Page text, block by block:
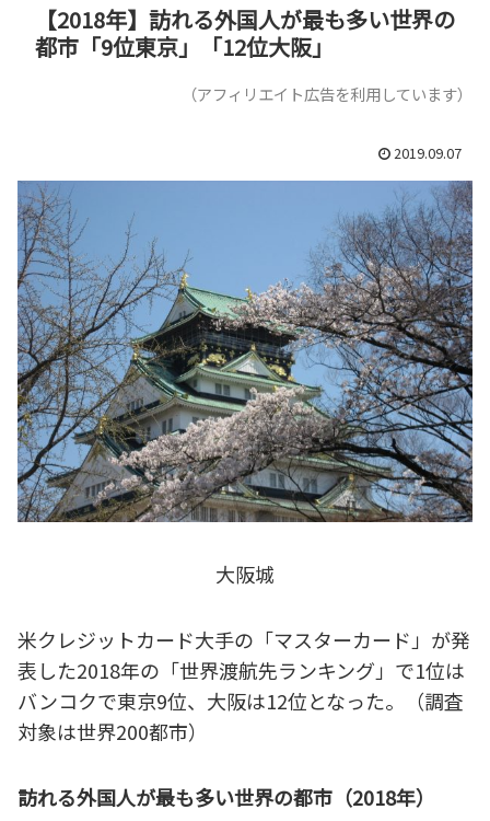
【2018年】訪れる外国人が最も多い世界の
都市「9位東京」「12位大阪」
（アフィリエイト広告を利用しています）
2019.09.07
大阪城
米クレジットカード大手の「マスターカード」が発
表した2018年の「世界渡航先ランキング」で1位は
バンコクで東京9位、大阪は12位となった。（調査
対象は世界200都市）
訪れる外国人が最も多い世界の都市（2018年）